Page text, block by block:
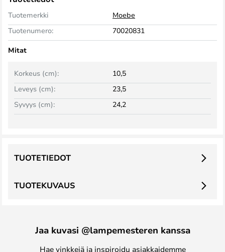
Tuotemerkki
Moebe
Tuotenumero:
70020831
Mitat
Leveys (cm): 23,5
Korkeus (cm): 10,5
Syvyys (cm): 24,2
TUOTEKUVAUS
TUOTETIEDOT
Jaa kuvasi @lampemesteren kanssa
Hae vinkkejä ja inspiroidu asiakkaidemme